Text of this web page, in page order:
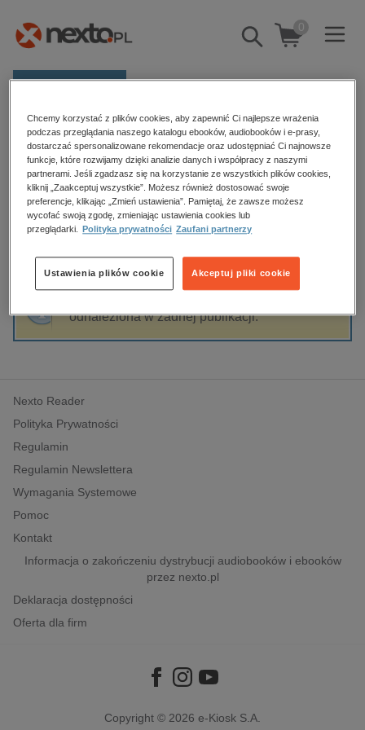
Pokaż/schowaj
wyszukiwarkę
0
Kategorie
Zobacz wszystkie E-prasa
budownictwo, aranżacja wnętrz
biznesowe, branżowe, gospodarka
dzienniki
edukacja
hobby, sport, rozrywka
komputery, internet, technologie, informatyka
polityka, społeczno-informacyjne
psychologiczne
inne
popularno-naukowe
historia
Strona główna Georgi Gospodinow
Georgi Gospodinow
Sortowanie Filtrowanie
odnaleziona w żadnej publikacji.
Nexto Reader
Polityka Prywatności
Regulamin
Regulamin Newslettera
Wymagania Systemowe
Pomoc
Kontakt
Informacja o zakończeniu dystrybucji audiobooków i ebooków
przez nexto.pl
Deklaracja dostępności
Oferta dla firm
Copyright © 2026 e-Kiosk S.A.
Chcemy korzystać z plików cookies, aby zapewnić Ci najlepsze wrażenia
podczas przeglądania naszego katalogu ebooków, audiobooków i e-prasy,
dostarczać spersonalizowane rekomendacje oraz udostępniać Ci najnowsze
funkcje, które rozwijamy dzięki analizie danych i współpracy z naszymi
partnerami. Jeśli zgadzasz się na korzystanie ze wszystkich plików cookies,
kliknij „Zaakceptuj wszystkie”. Możesz również dostosować swoje
preferencje, klikając „Zmień ustawienia”. Pamiętaj, że zawsze możesz
wycofać swoją zgodę, zmieniając ustawienia cookies lub
przeglądarki.
Polityka prywatności Zaufani partnerzy
Akceptuj pliki cookie
Ustawienia plików cookie